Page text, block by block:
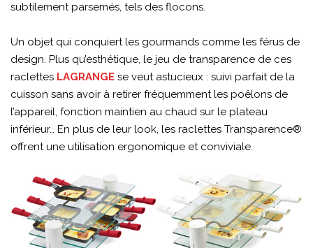
subtilement parsemés, tels des flocons.
Un objet qui conquiert les gourmands comme les férus de
design. Plus qu’esthétique, le jeu de transparence de ces
raclettes LAGRANGE se veut astucieux : suivi parfait de la
cuisson sans avoir à retirer fréquemment les poêlons de
l’appareil, fonction maintien au chaud sur le plateau
inférieur… En plus de leur look, les raclettes Transparence®
offrent une utilisation ergonomique et conviviale.